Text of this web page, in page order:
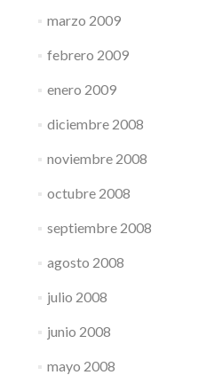
marzo 2009
febrero 2009
enero 2009
diciembre 2008
noviembre 2008
octubre 2008
septiembre 2008
agosto 2008
julio 2008
junio 2008
mayo 2008